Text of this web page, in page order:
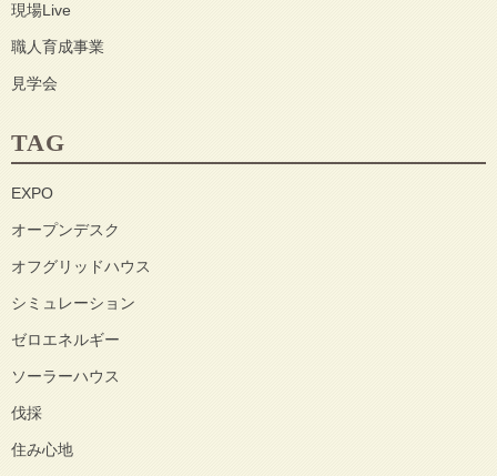
現場Live
職人育成事業
見学会
TAG
EXPO
オープンデスク
オフグリッドハウス
シミュレーション
ゼロエネルギー
ソーラーハウス
伐採
住み心地